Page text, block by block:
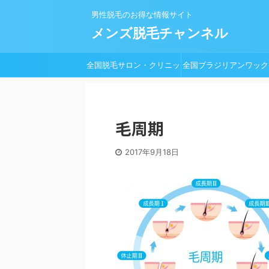
男性脱毛のお得な情報サイト
メンズ脱毛チャンネル
全国脱毛サロン・クリニッ 全国ブラジリアンワッ
毛周期
2017年9月18日